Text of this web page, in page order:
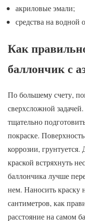
акриловые эмали;
средства на водной
Как
баллончик с
По большему счету,
сверхсложной
тщательно
покраске.
коррозии,
краской встряхнуть
баллончика лучше
нем. Наносить краску
сантиметров, как
расстояние на самом